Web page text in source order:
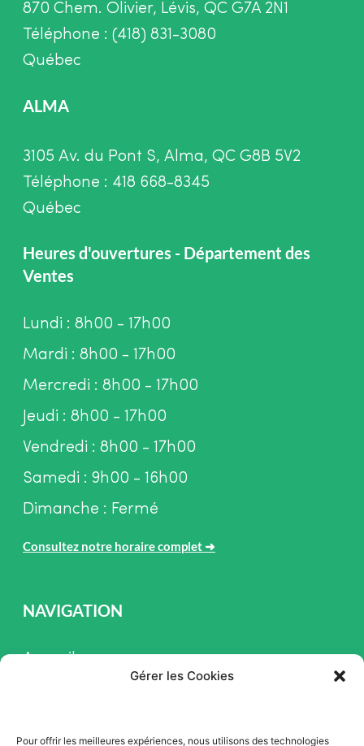
Gérer les Cookies
Pour offrir les meilleures expériences, nous utilisons des technologies
870 Chem. Olivier, Lévis, QC G7A 2N1
Téléphone : (418) 831-3080
Québec
ALMA
3105 Av. du Pont S, Alma, QC G8B 5V2
Téléphone : 418 668-8345
Québec
Heures d'ouvertures - Département des
Ventes
Lundi : 8h00 - 17h00
Mardi : 8h00 - 17h00
Mercredi : 8h00 - 17h00
Jeudi : 8h00 - 17h00
Vendredi : 8h00 - 17h00
Samedi : 9h00 - 16h00
Dimanche : Fermé
Consultez notre horaire complet ➜
NAVIGATION
Accueil